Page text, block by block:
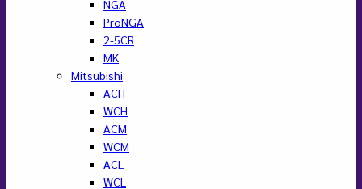
NGA
ProNGA
2-5CR
MK
Mitsubishi
ACH
WCH
ACM
WCM
ACL
WCL